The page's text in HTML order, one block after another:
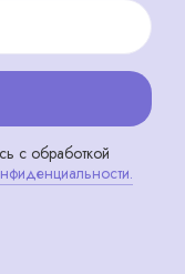
с обработкой